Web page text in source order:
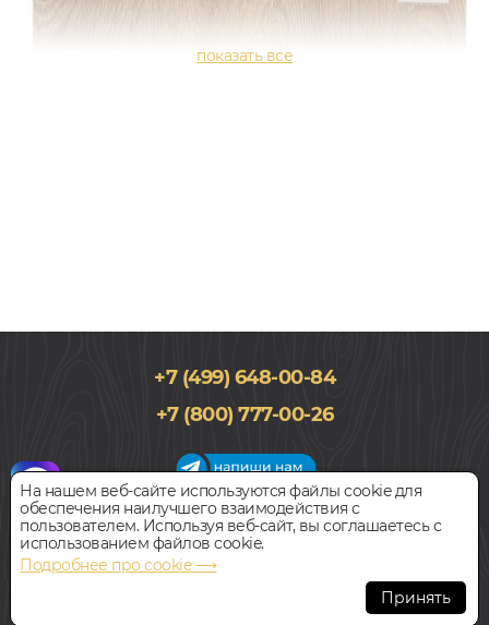
240x1220, 8мм
34 класс, Однополосный, Влагостойкий
Цена за 1 м² 1 301руб.
БЫСТРЫЙ ЗАКАЗ КУПИТЬ
+7 (499) 648-00-84
+7 (800) 777-00-26
График работы салона
Пн-Вс с 09:00 до 21:00
Наш адрес:127018, г. Москва,
ул.Складочная, д.1, строение 9
На нашем веб-сайте используются файлы cookie для
обеспечения наилучшего взаимодействия с
пользователем. Используя веб-сайт, вы соглашаетесь с
использованием файлов cookie.
Подробнее про cookie ⟶
Принять